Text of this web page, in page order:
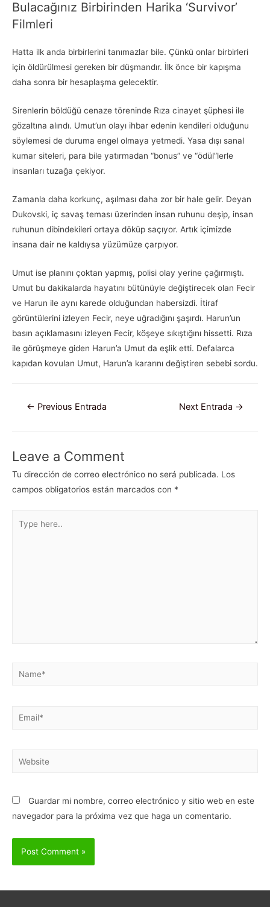
Bulacağınız Birbirinden Harika ‘Survivor’
Filmleri
Hatta ilk anda birbirlerini tanımazlar bile. Çünkü onlar birbirleri
için öldürülmesi gereken bir düşmandır. İlk önce bir kapışma
daha sonra bir hesaplaşma gelecektir.
Sirenlerin böldüğü cenaze töreninde Rıza cinayet şüphesi ile
gözaltına alındı. Umut’un olayı ihbar edenin kendileri olduğunu
söylemesi de duruma engel olmaya yetmedi. Yasa dışı sanal
kumar siteleri, para bile yatırmadan “bonus” ve “ödül”lerle
insanları tuzağa çekiyor.
Zamanla daha korkunç, aşılması daha zor bir hale gelir. Deyan
Dukovski, iç savaş teması üzerinden insan ruhunu deşip, insan
ruhunun dibindekileri ortaya döküp saçıyor. Artık içimizde
insana dair ne kaldıysa yüzümüze çarpıyor.
Umut ise planını çoktan yapmış, polisi olay yerine çağırmıştı.
Umut bu dakikalarda hayatını bütünüyle değiştirecek olan Fecir
ve Harun ile aynı karede olduğundan habersizdi. İtiraf
görüntülerini izleyen Fecir, neye uğradığını şaşırdı. Harun’un
basın açıklamasını izleyen Fecir, köşeye sıkıştığını hissetti. Rıza
ile görüşmeye giden Harun’a Umut da eşlik etti. Defalarca
kapıdan kovulan Umut, Harun’a kararını değiştiren sebebi sordu.
Navegación
← Previous Entrada Next Entrada →
Leave a Comment
Tu dirección de correo electrónico no será publicada. Los
campos obligatorios están marcados con *
here..
Name*
Email*
Website
Guardar mi nombre, correo electrónico y sitio web en este
navegador para la próxima vez que haga un comentario.